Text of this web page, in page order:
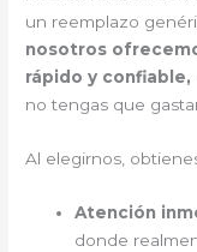
un reemplazo
nosotros
rápido y
no tengas que
Al elegirnos,
Atención
donde